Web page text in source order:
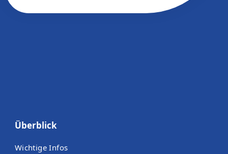
Überblick
Wichtige Infos